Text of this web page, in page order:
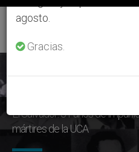
El Salvador: 31 años de
mártires de la UCA
agosto.
Gracias.